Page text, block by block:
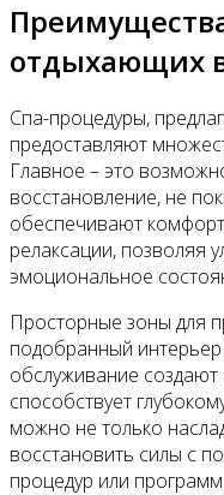
отдыхающих
Спа-процедуры,
предоставляют
Главное – это
восстановление, не
обеспечивают
релаксации, позволяя
эмоциональное
Просторные зоны для
подобранный
обслуживание
способствует
можно не только
восстановить силы с
процедур или